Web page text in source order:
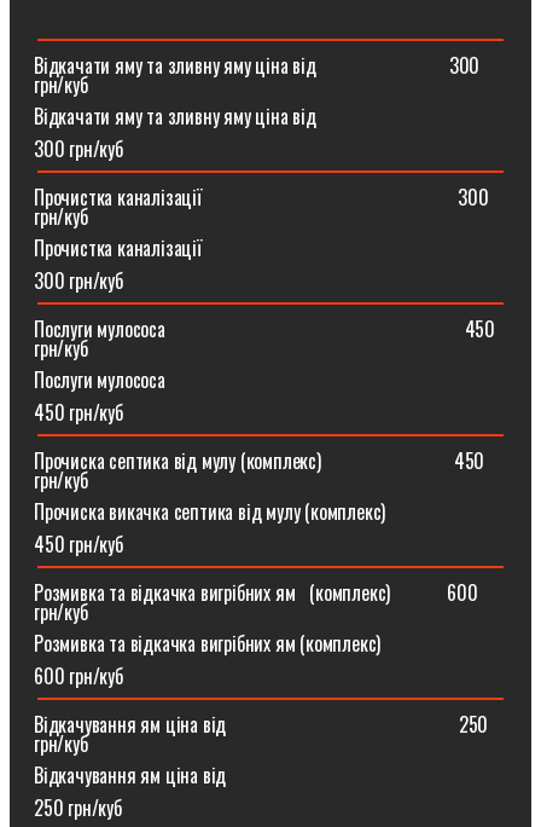
Відкачати яму та зливну яму ціна від ⠀⠀⠀⠀⠀⠀⠀⠀⠀300
грн/куб
Відкачати яму та зливну яму ціна від
300 грн/куб
Прочистка каналізації⠀⠀⠀⠀⠀⠀⠀⠀⠀⠀⠀⠀⠀⠀⠀⠀⠀⠀300
грн/куб
Прочистка каналізації
300 грн/куб
Послуги мулососа⠀⠀⠀⠀⠀⠀⠀⠀⠀⠀⠀⠀⠀⠀⠀⠀⠀⠀⠀⠀⠀450
грн/куб
Послуги мулососа
450 грн/куб
Прочиска септика від мулу (комплекс) ⠀⠀⠀⠀⠀⠀⠀⠀⠀450
грн/куб
Прочиска викачка септика від мулу (комплекс)
450 грн/куб
Розмивка та відкачка вигрібних ям⠀(комплекс)⠀⠀⠀⠀600
грн/куб
Розмивка та відкачка вигрібних ям (комплекс)⠀
600 грн/куб
Відкачування ям ціна від ⠀⠀⠀⠀⠀⠀⠀⠀⠀⠀⠀⠀⠀⠀⠀⠀250
грн/куб
Відкачування ям ціна від
250 грн/куб